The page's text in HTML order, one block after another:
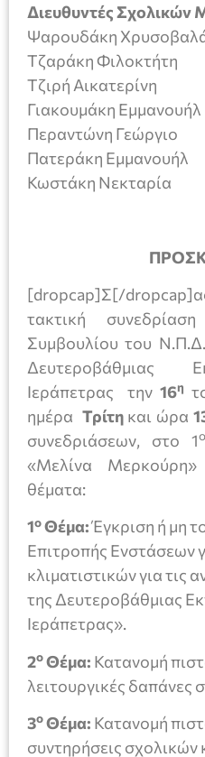
Διευθυντές
Ψαρουδάκη
Τζαράκη Φιλοκτήτη
Τζιρή Αικατερίνη
Γιακουμάκη Εμμανουήλ
Περαντώνη Γεώργιο
Πατεράκη Εμμανουήλ
Κωστάκη Νεκταρία
[dropcap]Σ[/
τακτική
Συμβουλίου του
Δευτεροβάθμιας
Ιεράπετρας την16η
ημέρα Τρίτηκαι ώρα
συνεδριάσεων, στο 1ο
«Μελίνα
θέματα:
1οΘέμα:Έγκριση ή μη
Επιτροπής Ενστάσεων
κλιματιστικών για τις
της Δευτεροβάθμιας
Ιεράπετρας».
2οΘέμα: Κατανομή
λειτουργικές δαπάνες
3οΘέμα: Κατανομή
συντηρήσεις σχολικών